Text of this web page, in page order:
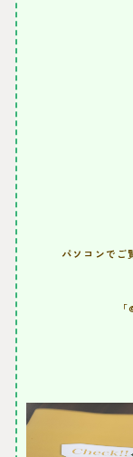
パソコンでご